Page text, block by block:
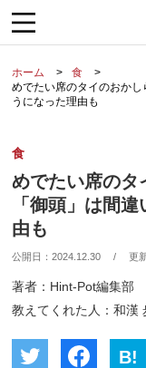
ホーム
食
めでたい席のタイのおか
うになった理由も
食
めでたい席の
「御頭」は間
由も
公開日：2024.12.30 / 更
著者：Hint-Pot編集部
教えてくれた人：和漢
B!